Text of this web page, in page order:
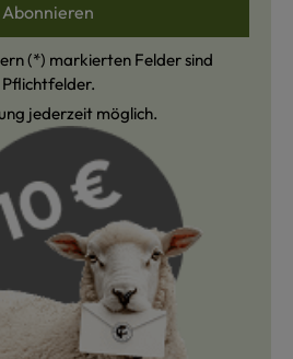
Abonnieren
(*) markierten Felder sind
Pflichtfelder.
jederzeit möglich.